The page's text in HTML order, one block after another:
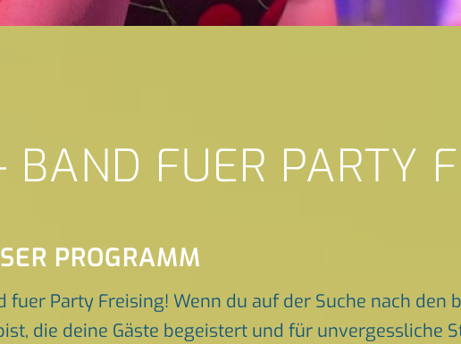
BAND FUER PARTY
PROGRAMM
Party Freising! Wenn du auf der Suche nach den
die deine Gäste begeistert und für unvergessliche